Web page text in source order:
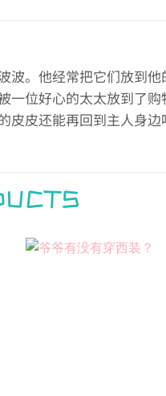
波。他经常把它们放到
一位好心的太太放到了
皮皮还能再回到主人身边